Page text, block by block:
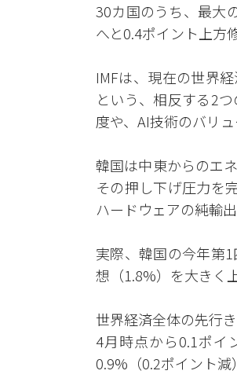
30カ国のうち、最大
へと0.4ポイント上方
IMFは、現在の世界
という、相反する2
度や、AI技術のバリ
韓国は中東からのエ
その押し下げ圧力を
ハードウェアの純輸
実際、韓国の今年第
想（1.8%）を大きく
世界経済全体の先行
4月時点から0.1ポイ
0.9%（0.2ポイント減